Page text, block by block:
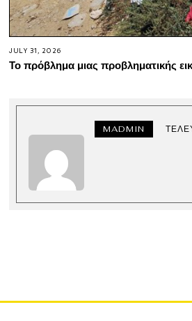
JULY 31, 2026
Το πρόβλημα μιας προβληματικής
MADMIN